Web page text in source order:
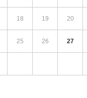
18 19 20
25 26 27